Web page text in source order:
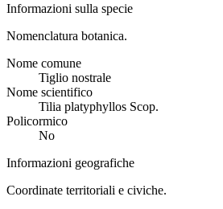
Informazioni sulla specie
Nomenclatura botanica.
Nome comune
Tiglio nostrale
Nome scientifico
Tilia platyphyllos Scop.
Policormico
No
Informazioni geografiche
Coordinate territoriali e civiche.